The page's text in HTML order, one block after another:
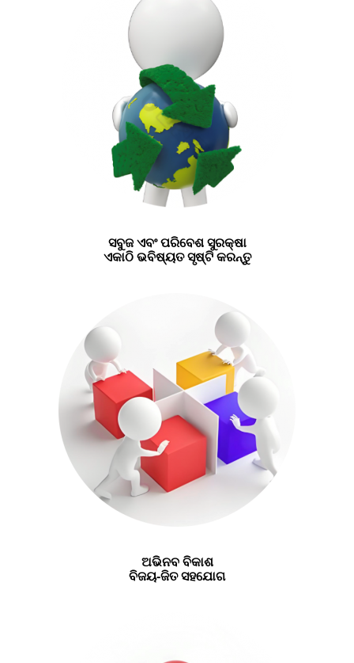
ସବୁଜ ଏବଂ ପରିବେଶ ସୁରକ୍ଷା
ଏକାଠି ଭବିଷ୍ୟତ ସୃଷ୍ଟି କରନ୍ତୁ
ଅଭିନବ ବିକାଶ
ବିଜୟ-ଜିତ ସହଯୋଗ